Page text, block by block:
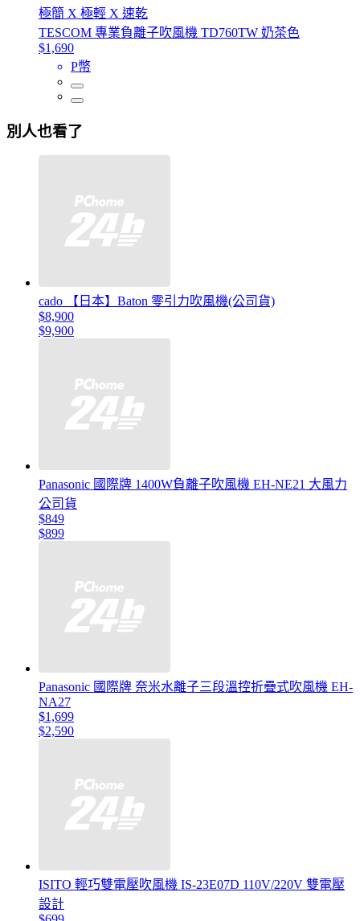
極簡 X 極輕 X 速乾
TESCOM 專業負離子吹風機 TD760TW 奶茶色
$1,690
P幣
別人也看了
cado 【日本】Baton 零引力吹風機(公司貨)
$8,900
$9,900
Panasonic 國際牌 1400W負離子吹風機 EH-NE21 大風力
公司貨
$849
$899
Panasonic 國際牌 奈米水離子三段溫控折疊式吹風機 EH-
NA27
$1,699
$2,590
ISITO 輕巧雙電壓吹風機 IS-23E07D 110V/220V 雙電壓
設計